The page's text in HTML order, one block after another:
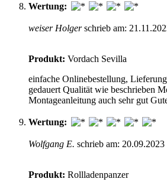
Wertung:
weiser Holger schrieb am:
Produkt: Vordach Sevilla
einfache Onlinebestellung,
gedauert Qualität wie beschrieben
Montageanleitung auch sehr gut
Wertung:
Wolfgang E. schrieb am: 20.09.2023
Produkt: Rollladenpanzer